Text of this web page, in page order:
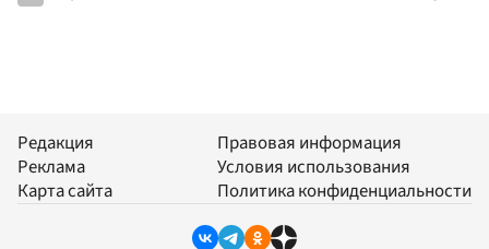
Редакция
Реклама
Карта сайта
Правовая информация
Условия использования
Политика конфиденциальности